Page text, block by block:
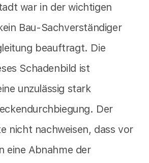
war in der wichtigen
Bau-Sachverständiger
beauftragt. Die
Schadenbild ist
unzulässig stark
Der
nicht nachweisen, dass vor
eine Abnahme der